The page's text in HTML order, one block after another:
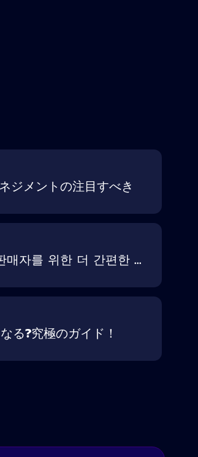
ジメントの注目すべき
자를 위한 더 간편한 ...
る?究極のガイド！